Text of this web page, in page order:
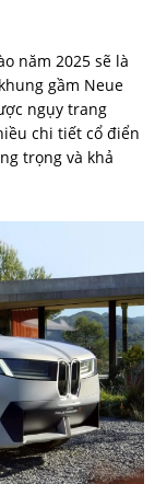
năm 2025 sẽ là
gầm Neue
ngụy trang
chi tiết cổ điển
trọng và khả